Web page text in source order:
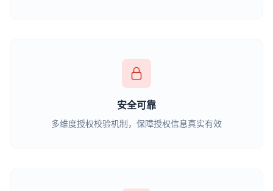
安全可靠
多维度授权校验机制，保障授权信息真实有效